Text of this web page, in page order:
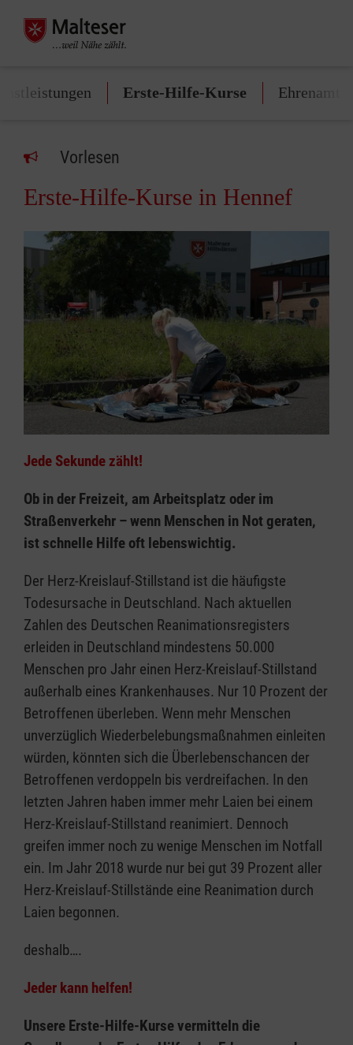
Erste-Hilfe-Kurse Ehrenamt
Vorlesen
Erste-Hilfe-Kurse in Hennef
Jede Sekunde zählt!
Ob in der Freizeit, am Arbeitsplatz oder im
Straßenverkehr – wenn Menschen in Not geraten,
ist schnelle Hilfe oft lebenswichtig.
Der Herz-Kreislauf-Stillstand ist die häufigste
Todesursache in Deutschland. Nach aktuellen
Zahlen des Deutschen Reanimationsregisters
erleiden in Deutschland mindestens 50.000
Menschen pro Jahr einen Herz-Kreislauf-Stillstand
außerhalb eines Krankenhauses. Nur 10 Prozent der
Betroffenen überleben. Wenn mehr Menschen
unverzüglich Wiederbelebungsmaßnahmen einleiten
würden, könnten sich die Überlebenschancen der
Betroffenen verdoppeln bis verdreifachen. In den
letzten Jahren haben immer mehr Laien bei einem
Herz-Kreislauf-Stillstand reanimiert. Dennoch
greifen immer noch zu wenige Menschen im Notfall
ein. Im Jahr 2018 wurde nur bei gut 39 Prozent aller
Herz-Kreislauf-Stillstände eine Reanimation durch
Laien begonnen.
deshalb….
Jeder kann helfen!
Unsere Erste-Hilfe-Kurse vermitteln die